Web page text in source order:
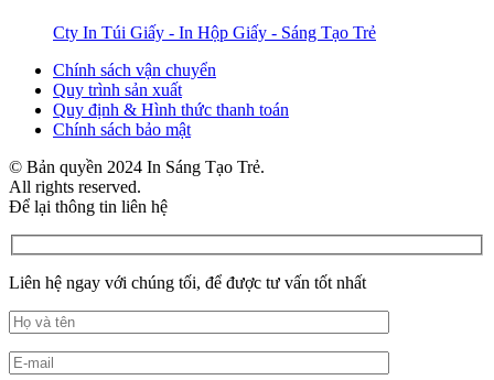
Cty In Túi Giấy - In Hộp Giấy - Sáng Tạo Trẻ
Chính sách vận chuyển
Quy trình sản xuất
Quy định & Hình thức thanh toán
Chính sách bảo mật
© Bản quyền 2024 In Sáng Tạo Trẻ.
All rights reserved.
Để lại thông tin liên hệ
Liên hệ ngay với chúng tối, để được tư vấn tốt nhất